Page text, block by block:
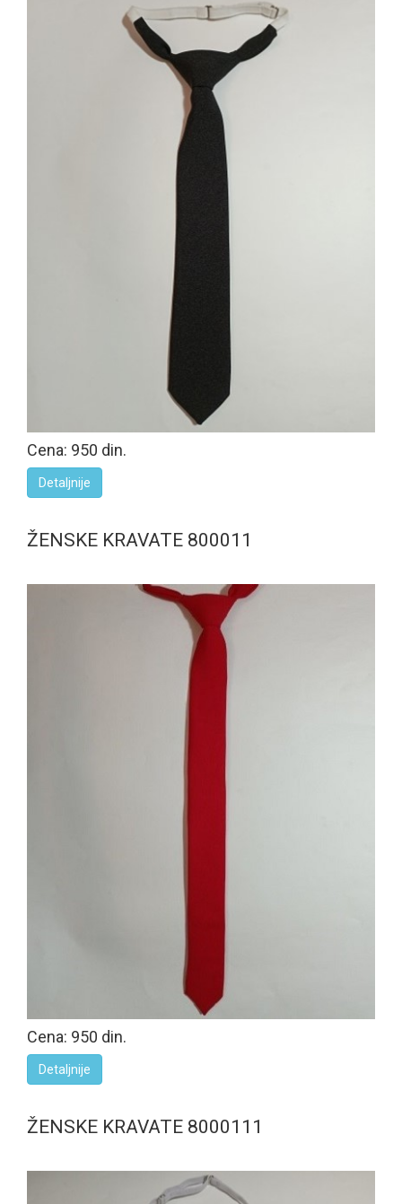
Cena: 950 din.
Detaljnije
ŽENSKE KRAVATE 800011
Cena: 950 din.
Detaljnije
ŽENSKE KRAVATE 8000111